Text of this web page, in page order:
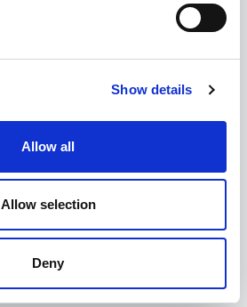
Show details
Allow all
Allow selection
Deny